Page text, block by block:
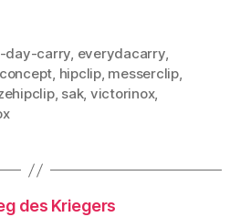
day-carry, everydacarry,
, hipclip, messerclip,
, sak, victorinox,
des Kriegers